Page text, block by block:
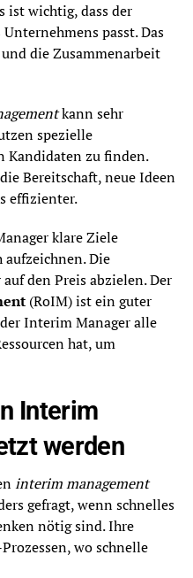
ist wichtig, dass der
passt. Das
die Zusammenarbeit
kann sehr
spezielle
Kandidaten zu finden.
Bereitschaft, neue Ideen
effizienter.
klare Ziele
Die
den Preis abzielen. Der
(RoIM) ist ein guter
Interim Manager alle
hat, um
Interim
werden
interim management
gefragt, wenn schnelles
nötig sind. Ihre
wo schnelle